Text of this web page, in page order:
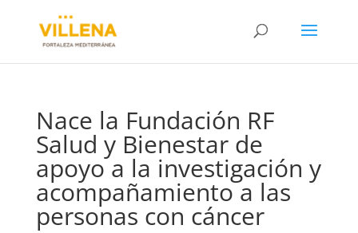
Nace la Fundación RF
Salud y Bienestar de
apoyo a la investigación y
acompañamiento a las
personas con cáncer